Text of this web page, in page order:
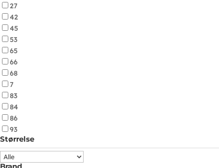
27
42
45
53
65
66
68
7
83
84
86
93
Størrelse